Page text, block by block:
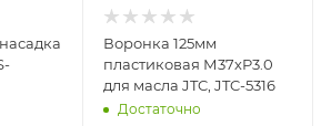
Воронка 125мм
пластиковая М37хP3.0
для масла JTC, JTC-5316
Достаточно